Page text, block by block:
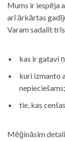
Mums ir iespēja
arī ārkārtas
Varam sadalīt
kas ir gatavi
kuri izmanto
nepieciešams;
tie, kas
Mēģināsim